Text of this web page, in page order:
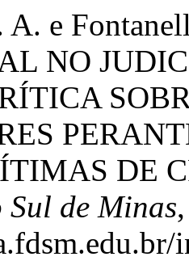
A. e
NO
DE
de Minas